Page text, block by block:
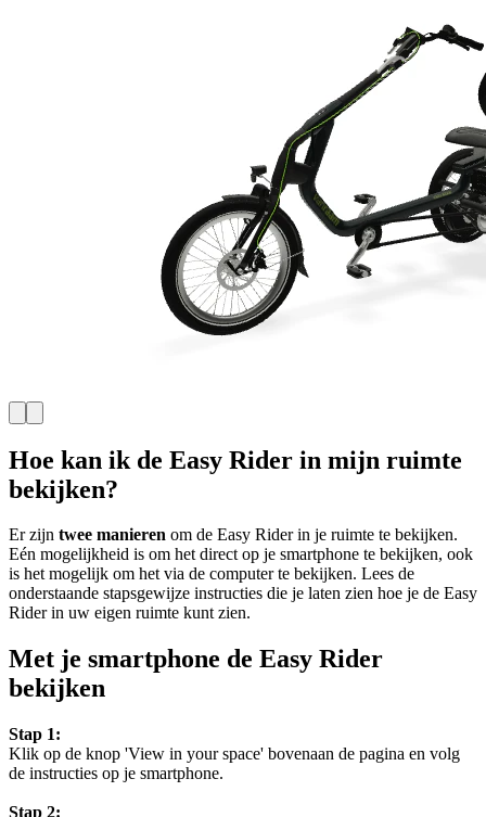
Hoe kan ik de Easy Rider in mijn ruimte
bekijken?
Er zijn twee manieren om de Easy Rider in je ruimte te bekijken.
Eén mogelijkheid is om het direct op je smartphone te bekijken, ook
is het mogelijk om het via de computer te bekijken. Lees de
onderstaande stapsgewijze instructies die je laten zien hoe je de Easy
Rider in uw eigen ruimte kunt zien.
Met je smartphone de Easy Rider
bekijken
Stap 1:
Klik op de knop 'View in your space' bovenaan de pagina en volg
de instructies op je smartphone.
Stap 2: